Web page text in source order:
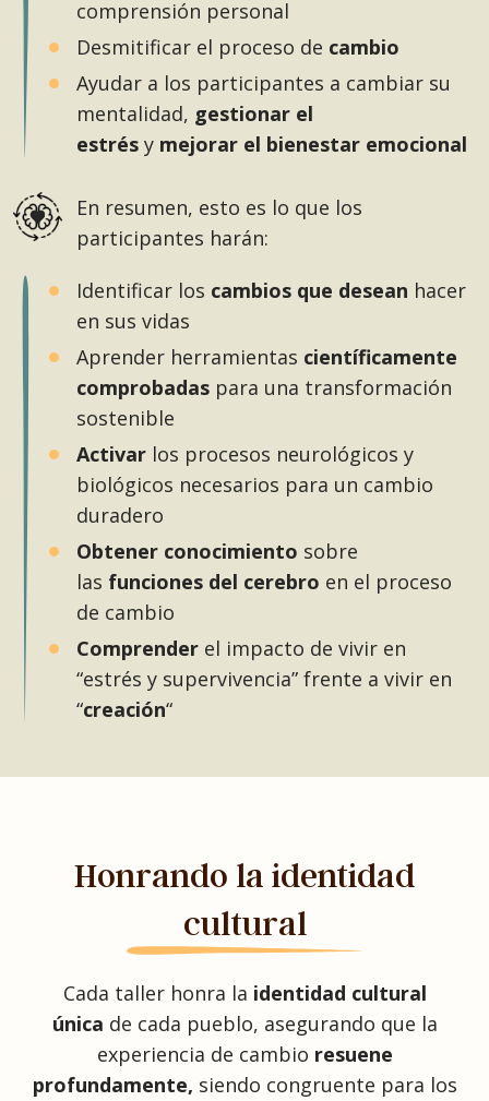
comprensión personal
Desmitificar el proceso de cambio
Ayudar a los participantes a cambiar su
mentalidad, gestionar el
estrés y mejorar el bienestar emocional
En resumen, esto es lo que los
participantes harán:
Identificar los cambios que desean hacer
en sus vidas
Aprender herramientas científicamente
comprobadas para una transformación
sostenible
Activar los procesos neurológicos y
biológicos necesarios para un cambio
duradero
Obtener conocimiento sobre
las funciones del cerebro en el proceso
de cambio
Comprender el impacto de vivir en
“estrés y supervivencia” frente a vivir en
“creación“
Honrando la identidad
cultural
Cada taller honra la identidad cultural
única de cada pueblo, asegurando que la
experiencia de cambio resuene
profundamente, siendo congruente para los